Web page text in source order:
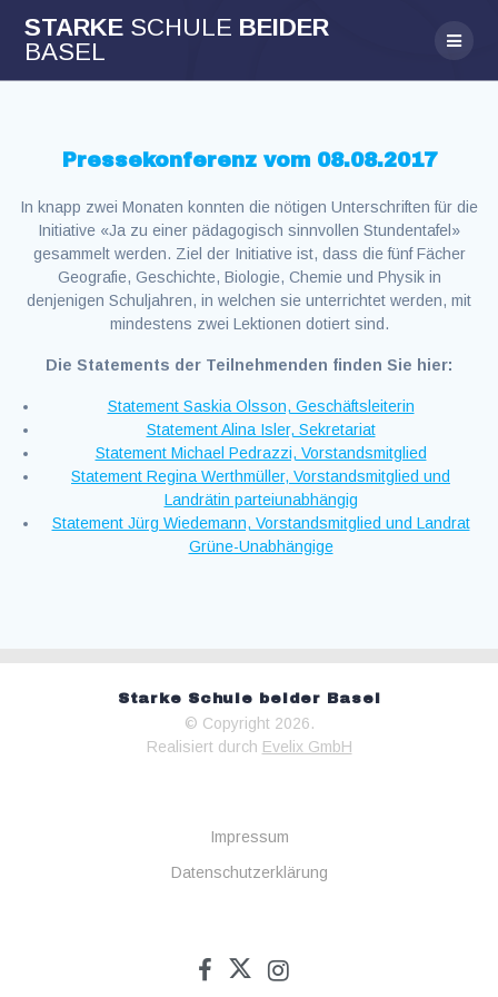
to
STARKE SCHULE BEIDER
BASEL
Pressekonferenz vom 08.08.2017
In knapp zwei Monaten konnten die nötigen Unterschriften für die
Initiative «Ja zu einer pädagogisch sinnvollen Stundentafel»
gesammelt werden. Ziel der Initiative ist, dass die fünf Fächer
Geografie, Geschichte, Biologie, Chemie und Physik in
denjenigen Schuljahren, in welchen sie unterrichtet werden, mit
mindestens zwei Lektionen dotiert sind.
Die Statements der Teilnehmenden finden Sie hier:
Statement Saskia Olsson, Geschäftsleiterin
Statement Alina Isler, Sekretariat
Statement Michael Pedrazzi, Vorstandsmitglied
Statement Regina Werthmüller, Vorstandsmitglied und
Landrätin parteiunabhängig
Statement Jürg Wiedemann, Vorstandsmitglied und Landrat
Grüne-Unabhängige
Starke Schule beider Basel
© Copyright 2026.
Realisiert durch Evelix GmbH
Impressum
Datenschutzerklärung